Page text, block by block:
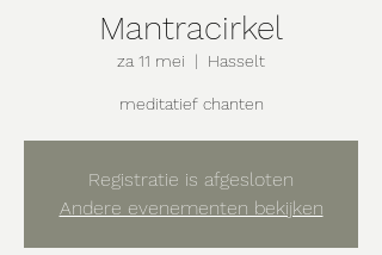
Mantracirkel
za 11 mei
  |
Hasselt
meditatief chanten
Registratie is afgesloten
Andere evenementen bekijken